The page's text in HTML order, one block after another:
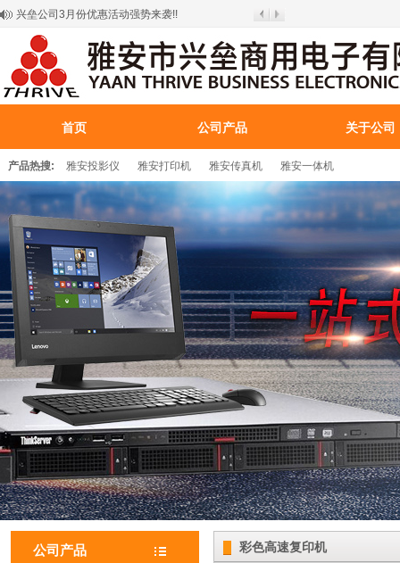
东芝产品通过统信软件测试认证
兴垒公司网站试运行：操作指南
易控宝正版获取流程
兴垒公司3月份优惠活动强势来袭!!
首页 公司产品 关于公司
产品热搜: 雅安投影仪 雅安打印机 雅安传真机 雅安一体机
百叶窗图片
公司产品 彩色高速复印机